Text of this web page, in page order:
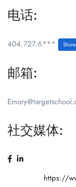
电话:
404.727.6*** Show
邮箱:
社交媒体:
https://